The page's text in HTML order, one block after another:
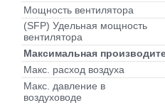
Мощность вентилятора
(SFP) Удельная мощность
вентилятора
Максимальная
Макс. расход воздуха
Макс. давление в
воздуховоде